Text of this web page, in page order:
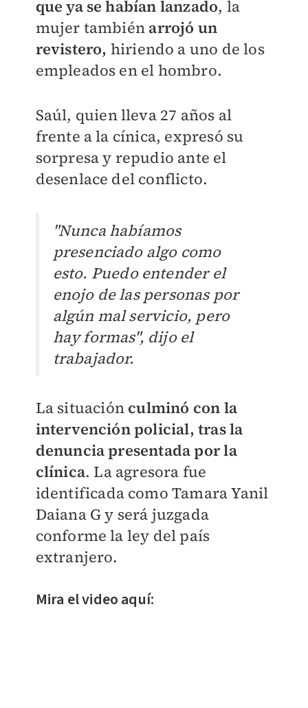
que ya se habían lanzado, la
mujer también arrojó un
revistero, hiriendo a uno de los
empleados en el hombro.
Saúl, quien lleva 27 años al
frente a la cínica, expresó su
sorpresa y repudio ante el
desenlace del conflicto.
"Nunca habíamos
presenciado algo como
esto. Puedo entender el
enojo de las personas por
algún mal servicio, pero
hay formas", dijo el
trabajador.
La situación culminó con la
intervención policial, tras la
denuncia presentada por la
clínica. La agresora fue
identificada como Tamara Yanil
Daiana G y será juzgada
conforme la ley del país
extranjero.
Mira el video aquí: